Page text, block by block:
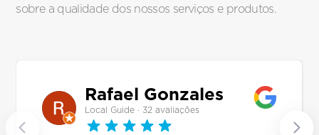
sobre a qualidade dos nossos serviços e produtos.
Rafael Gonzales
Local Guide · 32 avaliações